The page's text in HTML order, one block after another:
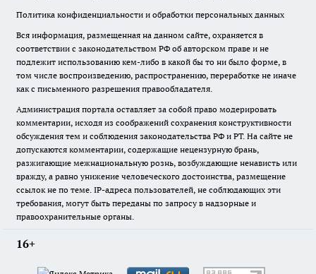
Политика конфиденциальности и обработки персональных данных
Вся информация, размещенная на данном сайте, охраняется в
соответствии с законодательством РФ об авторском праве и не
подлежит использованию кем-либо в какой бы то ни было форме, в
том числе воспроизведению, распространению, переработке не иначе
как с письменного разрешения правообладателя.
Администрация портала оставляет за собой право модерировать
комментарии, исходя из соображений сохранения конструктивности
обсуждения тем и соблюдения законодательства РФ и РТ. На сайте не
допускаются комментарии, содержащие нецензурную брань,
разжигающие межнациональную рознь, возбуждающие ненависть или
вражду, а равно унижение человеческого достоинства, размещение
ссылок не по теме. IP-адреса пользователей, не соблюдающих эти
требования, могут быть переданы по запросу в надзорные и
правоохранительные органы.
16+